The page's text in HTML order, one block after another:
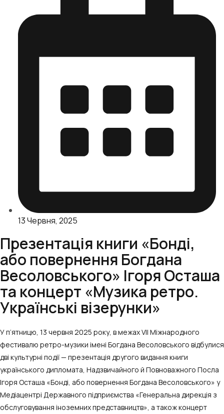
13 Червня, 2025
Презентація книги «Бонді,
або повернення Богдана
Весоловського» Ігоря Осташа
та концерт «Музика ретро.
Українські візерунки»
У п’ятницю, 13 червня 2025 року, в межах VII Міжнародного
фестивалю ретро-музики імені Богдана Весоловського відбулися
дві культурні події — презентація другого видання книги
українського дипломата, Надзвичайного й Повноважного Посла
Ігоря Осташа «Бонді, або повернення Богдана Весоловського» у
Медіацентрі Державного підприємства «Генеральна дирекція з
обслуговування іноземних представництв», а також концерт